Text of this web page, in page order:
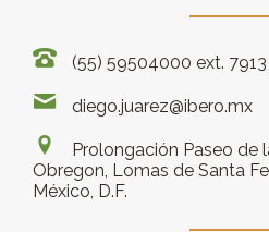
(55) 59504000 ext. 7913
diego.juarez@ibero.mx
Prolongación Paseo de
Obregon, Lomas de Santa
México, D.F.